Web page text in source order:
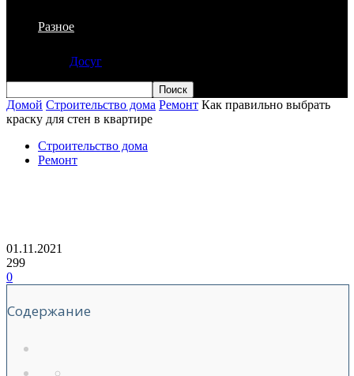
Разное
Досуг
Домой Строительство дома Ремонт Как правильно выбрать
краску для стен в квартире
Строительство дома
Ремонт
01.11.2021
299
0
Содержание